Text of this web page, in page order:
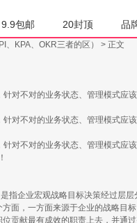
9.9包邮 20封顶 品
、KPA、OKR三者的区）
> 正文
对不对的业务状态、管理模式
对不对的业务状态、管理模式
对不对的业务状态、管理模式应
指企业宏观战略目标决策经过层
面，一方面来源于企业的战略目
贡献最有成效的职责上去，并通